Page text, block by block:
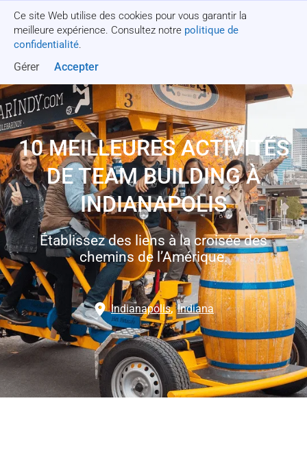
Ce site Web utilise des cookies pour vous garantir la
meilleure expérience. Consultez notre politique de
confidentialité.
Gérer Accepter
Obtenez un devis
10 MEILLEURES ACTIVITÉS
DE TEAM BUILDING À
INDIANAPOLIS
Établissez des liens à la croisée des
chemins de l’Amérique.
Indianapolis, Indiana